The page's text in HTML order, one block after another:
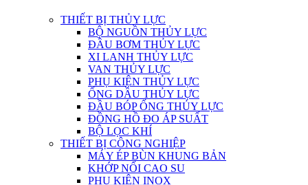
THIẾT BỊ THỦY LỰC
BỘ NGUỒN THỦY LỰC
ĐẦU BƠM THỦY LỰC
XI LANH THỦY LỰC
VAN THỦY LỰC
PHỤ KIỆN THỦY LỰC
ỐNG DẦU THỦY LỰC
ĐẦU BÓP ỐNG THỦY LỰC
ĐỒNG HỒ ĐO ÁP SUẤT
BỘ LỌC KHÍ
THIẾT BỊ CÔNG NGHIỆP
MÁY ÉP BÙN KHUNG BẢN
KHỚP NỐI CAO SU
PHỤ KIỆN INOX